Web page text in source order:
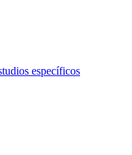
específicos